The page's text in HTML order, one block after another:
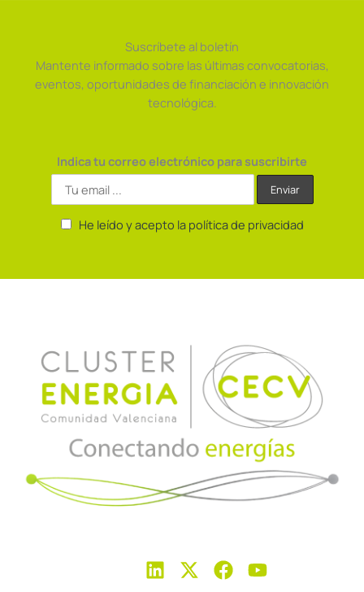
Suscríbete al boletín
Mantente informado sobre las últimas convocatorias,
eventos, oportunidades de financiación e innovación
tecnológica.
Indica tu correo electrónico para suscribirte
He leído y acepto la política de privacidad